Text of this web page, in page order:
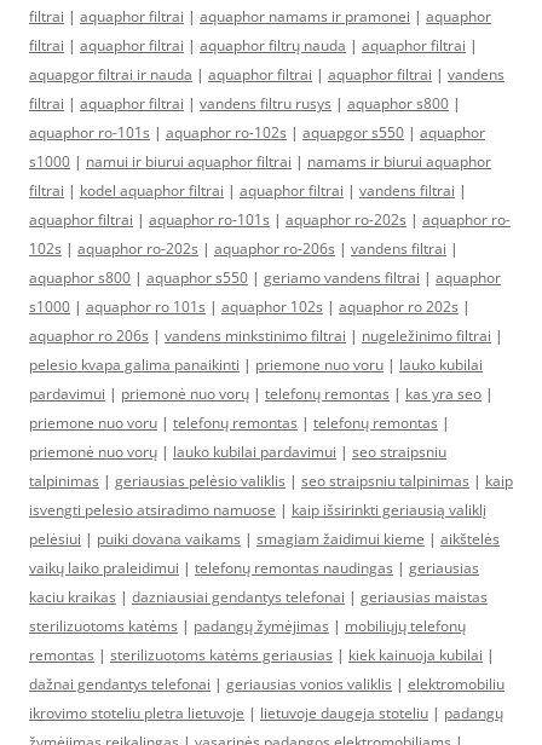
filtrai | aquaphor filtrai | aquaphor namams ir pramonei | aquaphor
filtrai | aquaphor filtrai | aquaphor filtrų nauda | aquaphor filtrai |
aquapgor filtrai ir nauda | aquaphor filtrai | aquaphor filtrai | vandens
filtrai | aquaphor filtrai | vandens filtru rusys | aquaphor s800 |
aquaphor ro-101s | aquaphor ro-102s | aquapgor s550 | aquaphor
s1000 | namui ir biurui aquaphor filtrai | namams ir biurui aquaphor
filtrai | kodel aquaphor filtrai | aquaphor filtrai | vandens filtrai |
aquaphor filtrai | aquaphor ro-101s | aquaphor ro-202s | aquaphor ro-
102s | aquaphor ro-202s | aquaphor ro-206s | vandens filtrai |
aquaphor s800 | aquaphor s550 | geriamo vandens filtrai | aquaphor
s1000 | aquaphor ro 101s | aquaphor 102s | aquaphor ro 202s |
aquaphor ro 206s | vandens minkstinimo filtrai | nugeležinimo filtrai |
pelesio kvapa galima panaikinti | priemone nuo voru | lauko kubilai
pardavimui | priemonė nuo vorų | telefonų remontas | kas yra seo |
priemone nuo voru | telefonų remontas | telefonų remontas |
priemonė nuo vorų | lauko kubilai pardavimui | seo straipsniu
talpinimas | geriausias pelėsio valiklis | seo straipsniu talpinimas | kaip
isvengti pelesio atsiradimo namuose | kaip išsirinkti geriausią valiklį
pelėsiui | puiki dovana vaikams | smagiam žaidimui kieme | aikštelės
vaikų laiko praleidimui | telefonų remontas naudingas | geriausias
kaciu kraikas | dazniausiai gendantys telefonai | geriausias maistas
sterilizuotoms katėms | padangų žymėjimas | mobiliųjų telefonų
remontas | sterilizuotoms katėms geriausias | kiek kainuoja kubilai |
dažnai gendantys telefonai | geriausias vonios valiklis | elektromobiliu
ikrovimo stoteliu pletra lietuvoje | lietuvoje daugeja stoteliu | padangų